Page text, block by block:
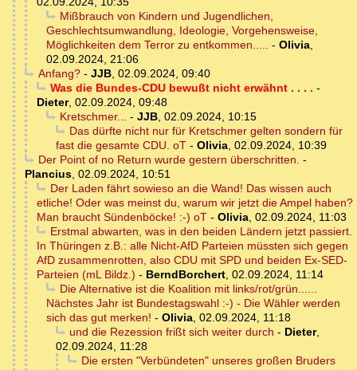
Mißbrauch von Kindern und Jugendlichen,
Geschlechtsumwandlung, Ideologie, Vorgehensweise,
Möglichkeiten dem Terror zu entkommen..... - Olivia,
02.09.2024, 21:06
Anfang?- JJB, 02.09.2024, 09:40
Was die Bundes-CDU bewußt nicht erwähnt . . . . -
Dieter, 02.09.2024, 09:48
Kretschmer... - JJB, 02.09.2024, 10:15
Das dürfte nicht nur für Kretschmer gelten sondern für
fast die gesamte CDU. oT - Olivia, 02.09.2024, 10:39
Der Point of no Return wurde gestern überschritten. -
Plancius, 02.09.2024, 10:51
Der Laden fährt sowieso an die Wand! Das wissen auch
etliche! Oder was meinst du, warum wir jetzt die Ampel haben?
Man braucht Sündenböcke! :-) oT - Olivia, 02.09.2024, 11:03
Erstmal abwarten, was in den beiden Ländern jetzt passiert.
In Thüringen z.B.: alle Nicht-AfD Parteien müssten sich gegen
AfD zusammenrotten, also CDU mit SPD und beiden Ex-SED-
Parteien (mL Bildz.) - BerndBorchert, 02.09.2024, 11:14
Die Alternative ist die Koalition mit links/rot/grün......
Nächstes Jahr ist Bundestagswahl :-) - Die Wähler werden
sich das gut merken! - Olivia, 02.09.2024, 11:18
und die Rezession frißt sich weiter durch - Dieter,
02.09.2024, 11:28
Die ersten "Verbündeten" unseres großen Bruders